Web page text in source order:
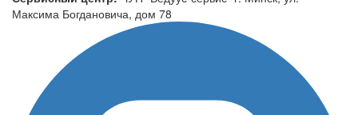
Максима Богдановича, дом 78